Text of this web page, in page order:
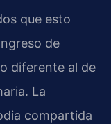
que esto
de
diferente al de
La
compartida